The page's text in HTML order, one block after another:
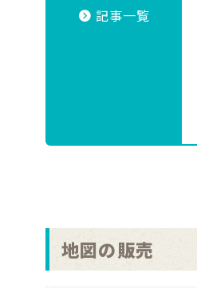
記事一覧
地図の販売